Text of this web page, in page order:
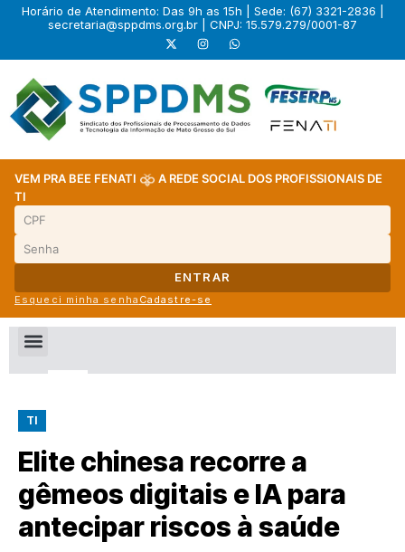
Horário de Atendimento: Das 9h as 15h | Sede: (67) 3321-2836 |
secretaria@sppdms.org.br | CNPJ: 15.579.279/0001-87
VEM PRA BEE FENATI
A REDE SOCIAL DOS PROFISSIONAIS DE
TI
ENTRAR
Esqueci minha senha Cadastre-se
TI
Elite chinesa recorre a
gêmeos digitais e IA para
antecipar riscos à saúde